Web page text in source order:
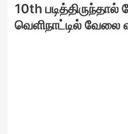
10th படித்திருந்தால்
வெளிநாட்டில் வேலை